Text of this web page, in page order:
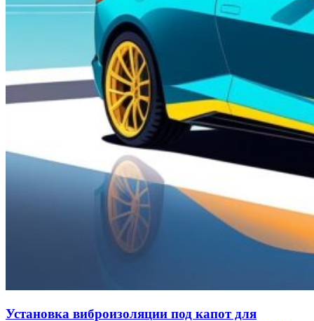
Установка виброизоляции под капот для